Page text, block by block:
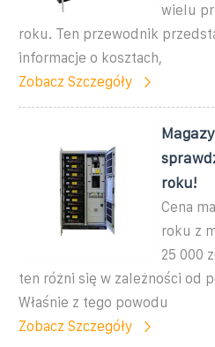
wielu
roku. Ten przewodnik
informacje o kosztach,
Zobacz Szczegóły
roku!
Cena
roku z
25 000
ten różni się w zależności od
Właśnie z tego powodu
Zobacz Szczegóły